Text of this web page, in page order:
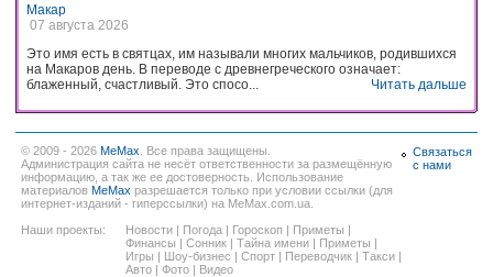
Макар
07 августа 2026
Это имя есть в святцах, им называли многих мальчиков, родившихся
на Макаров день. В переводе с древнегреческого означает:
блаженный, счастливый. Это спосо...
Читать дальше
© 2009 - 2026 MeMax . Все права защищены.
Администрация сайта не несёт ответственности за размещённую
информацию, а так же ее достоверность. Использование
материалов MeMax разрешается только при условии ссылки (для
интернет-изданий - гиперссылки) на MeMax.com.ua.
Наши проекты:
Новости | Погода | Гороскоп | Приметы |
Финансы | Сонник | Тайна имени | Приметы |
Игры | Шоу-бизнес | Спорт | Переводчик | Такси |
Авто | Фото | Видео
Связаться
с нами